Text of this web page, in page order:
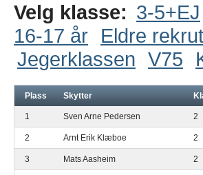
Velg klasse: 3-5+EJ
16-17 år
Eldre
Jegerklassen V75
Plass Skytter
1 Sven Arne Pedersen 2
2 Arnt Erik Klæboe 2
3 Mats Aasheim 2